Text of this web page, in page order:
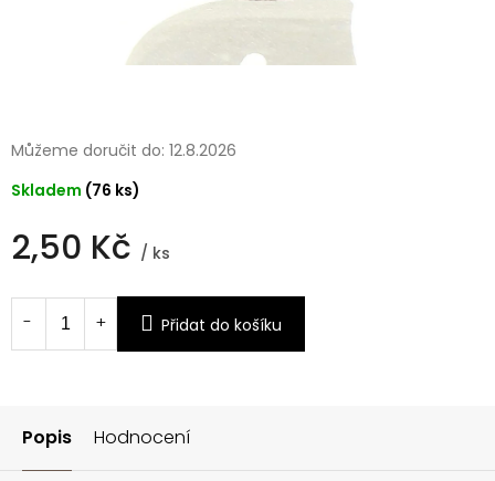
2,50 Kč / ks
cena:
Skladem (76 ks)
Můžeme doručit do: 12.8.2026
Přidat do košíku
Popis Hodnocení